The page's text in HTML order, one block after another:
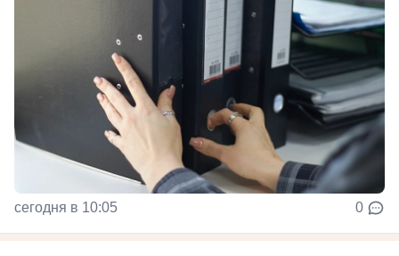
сегодня в 10:05 0